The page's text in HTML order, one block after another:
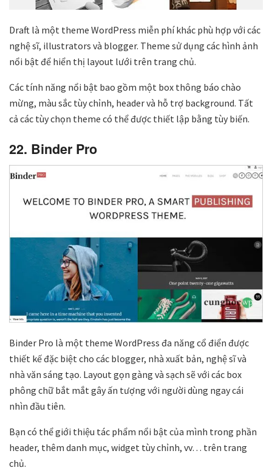
Draft là một theme WordPress miễn phí khác phù hợp với các
nghệ sĩ, illustrators và blogger. Theme sử dụng các hình ảnh
nổi bật để hiển thị layout lưới trên trang chủ.
Các tính năng nổi bật bao gồm một box thông báo chào
mừng, màu sắc tùy chỉnh, header và hỗ trợ background. Tất
cả các tùy chọn theme có thể được thiết lập bằng tùy biến.
22. Binder Pro
Binder Pro là một theme WordPress đa năng cổ điển được
thiết kế đặc biệt cho các blogger, nhà xuất bản, nghệ sĩ và
nhà văn sáng tạo. Layout gọn gàng và sạch sẽ với các box
phông chữ bắt mắt gây ấn tượng với người dùng ngay cái
nhìn đầu tiên.
Bạn có thể giới thiệu tác phẩm nổi bật của mình trong phần
header, thêm danh mục, widget tùy chỉnh, vv… trên trang
chủ.